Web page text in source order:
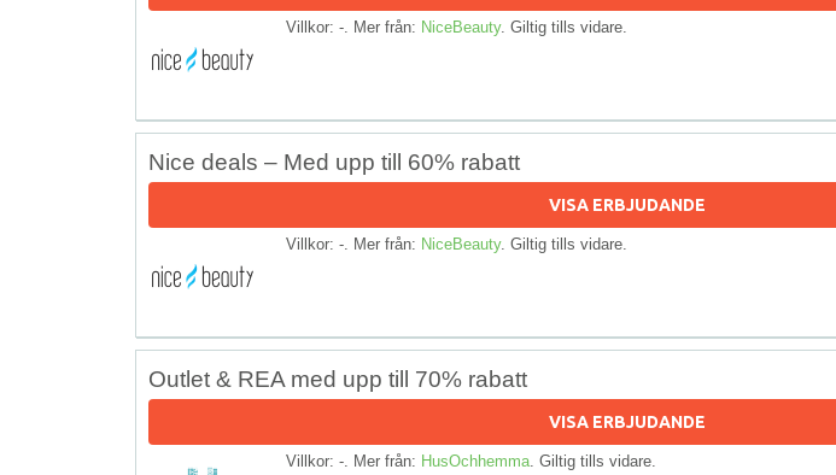
Villkor: -. Mer från: NiceBeauty. Giltig tills vidare.
Nice deals – Med upp till 60% rabatt
VISA ERBJUDANDE
Villkor: -. Mer från: NiceBeauty. Giltig tills vidare.
Outlet & REA med upp till 70% rabatt
VISA ERBJUDANDE
Villkor: -. Mer från: HusOchhemma . Giltig tills vidare.